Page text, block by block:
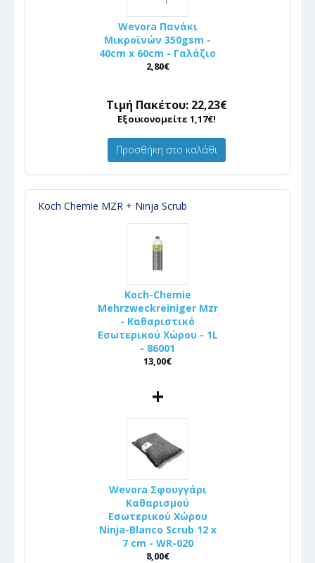
Wevora Πανάκι
Μικροϊνών 350gsm -
40cm x 60cm - Γαλάζιο
2,80€
Τιμή Πακέτου: 22,23€
Εξοικονομείτε 1,17€!
Προσθήκη στο καλάθι
Koch Chemie MZR + Ninja Scrub
Koch-Chemie
Mehrzweckreiniger Mzr
- Καθαριστικό
Εσωτερικού Χώρου - 1L
- 86001
13,00€
+
Wevora Σφουγγάρι
Καθαρισμού
Εσωτερικού Χώρου
Ninja-Blanco Scrub 12 x
7 cm - WR-020
8,00€